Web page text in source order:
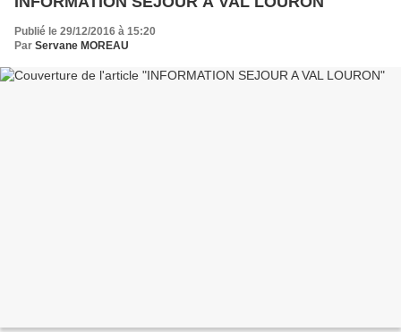
Publié le 29/12/2016 à 15:20
Par Servane MOREAU